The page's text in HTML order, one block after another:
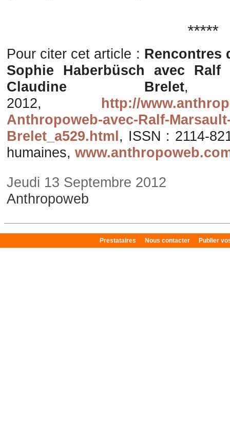
*****
Pour citer cet article : Rencontres
Sophie Haberbüsch avec Ralf
Claudine Brelet,
2012, http://
Anthropoweb-avec-Ralf-
Brelet_a529.html, ISSN : 2114-
humaines,
Jeudi 13 Septembre 2012
Anthropoweb
Prestataires Nous contacter Publier